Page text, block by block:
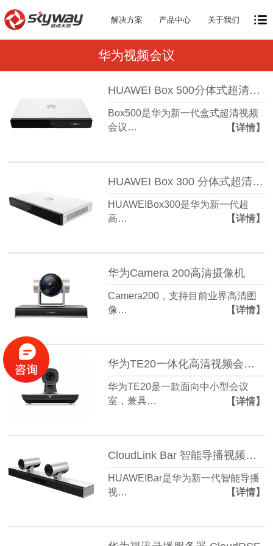
解决方案 产品中心 关于我们
华为视频会议
HUAWEI Box 500分体式超清视频会议终端
Box500是华为新一代盒式超清视频
会议…
【详情】
HUAWEI Box 300 分体式超清视频会议终端
HUAWEIBox300是华为新一代超
高…
【详情】
华为Camera 200高清摄像机
Camera200，支持目前业界高清图
像…
【详情】
华为TE20一体化高清视频会议终端
华为TE20是一款面向中小型会议
室，兼具…
【详情】
CloudLink Bar 智能导播视频会议终端
HUAWEIBar是华为新一代智能导播
视…
【详情】